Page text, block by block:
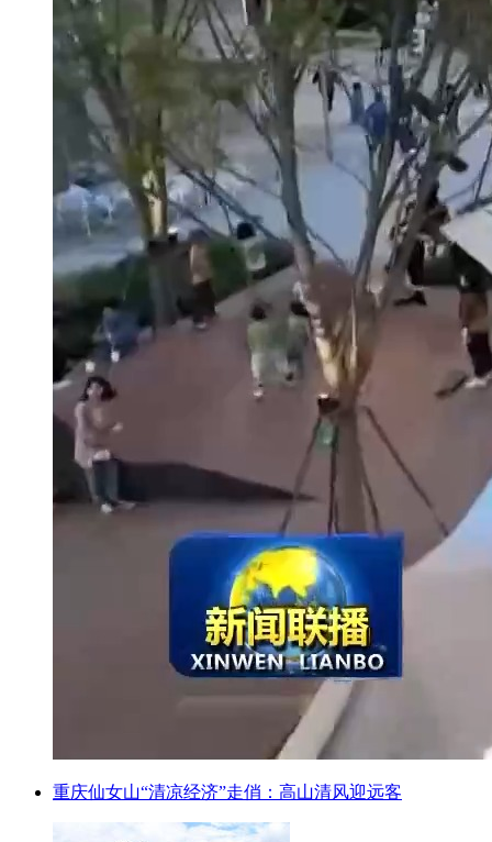
重庆仙女山“清凉经济”走俏：高山清风迎远客